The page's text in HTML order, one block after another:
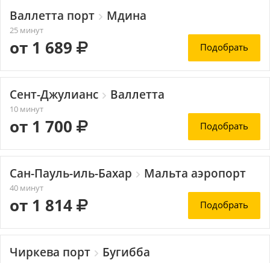
Валлетта порт Мдина
25 минут
от 1 689 Подобрать
Сент-Джулианс Валлетта
10 минут
от 1 700 Подобрать
Сан-Пауль-иль-Бахар Мальта аэропорт
40 минут
от 1 814 Подобрать
Чиркева порт Бугибба